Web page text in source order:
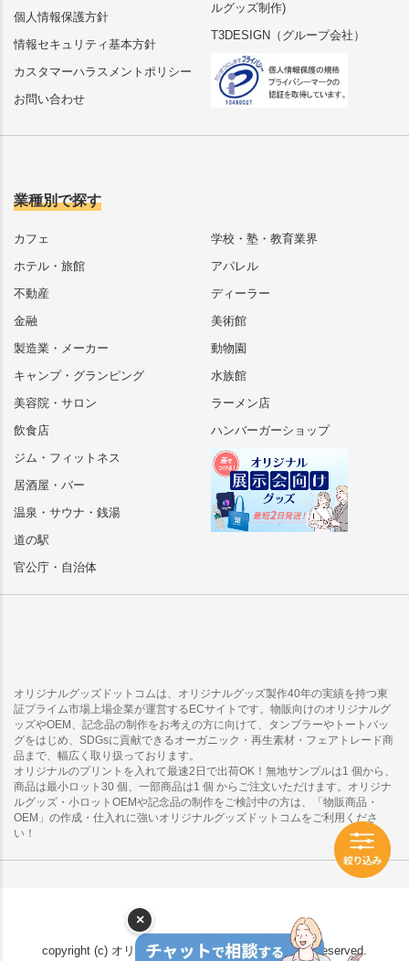
個人情報保護方針
情報セキュリティ基本方針
カスタマーハラスメントポリシー
お問い合わせ
ルグッズ制作)
T3DESIGN（グループ会社）
業種別で探す
カフェ
ホテル・旅館
不動産
金融
製造業・メーカー
キャンプ・グランピング
美容院・サロン
飲食店
ジム・フィットネス
居酒屋・バー
温泉・サウナ・銭湯
道の駅
官公庁・自治体
学校・塾・教育業界
アパレル
ディーラー
美術館
動物園
水族館
ラーメン店
ハンバーガーショップ
オリジナルグッズドットコムは、オリジナルグッズ製作40年の実績を持つ東
証プライム市場上場企業が運営するECサイトです。物販向けのオリジナルグ
ッズやOEM、記念品の制作をお考えの方に向けて、タンブラーやトートバッ
グをはじめ、SDGsに貢献できるオーガニック・再生素材・フェアトレード商
品まで、幅広く取り扱っております。
オリジナルのプリントを入れて最速2日で出荷OK！無地サンプルは1 個から、
商品は最小ロット30 個、一部商品は1 個 からご注文いただけます。オリジナ
ルグッズ・小ロットOEMや記念品の制作をご検討中の方は、「物販商品・
OEM」の作成・仕入れに強いオリジナルグッズドットコムをご利用くださ
い！
copyright (c) オリジナルグッズドットコム all rights reserved.
×